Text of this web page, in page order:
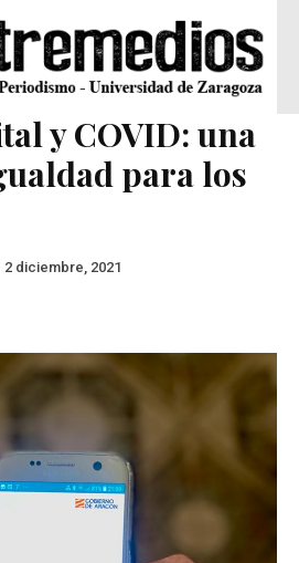
y COVID: una
para los
2 diciembre, 2021